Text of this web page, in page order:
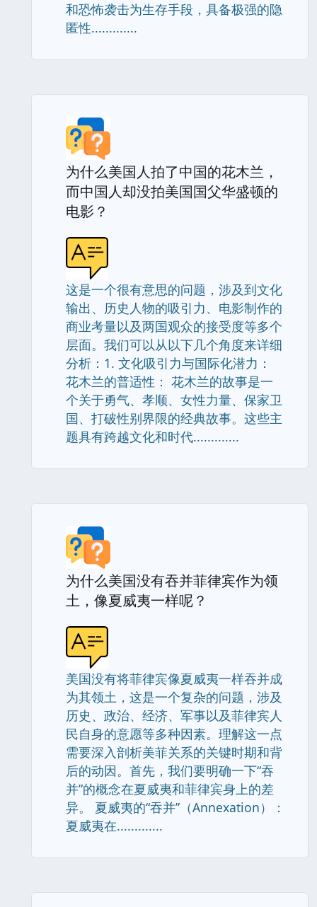
和恐怖袭击为生存手段，具备极强的隐
匿性.............
为什么美国人拍了中国的花木兰，
而中国人却没拍美国国父华盛顿的
电影？
这是一个很有意思的问题，涉及到文化
输出、历史人物的吸引力、电影制作的
商业考量以及两国观众的接受度等多个
层面。我们可以从以下几个角度来详细
分析：1. 文化吸引力与国际化潜力：
花木兰的普适性： 花木兰的故事是一
个关于勇气、孝顺、女性力量、保家卫
国、打破性别界限的经典故事。这些主
题具有跨越文化和时代.............
为什么美国没有吞并菲律宾作为领
土，像夏威夷一样呢？
美国没有将菲律宾像夏威夷一样吞并成
为其领土，这是一个复杂的问题，涉及
历史、政治、经济、军事以及菲律宾人
民自身的意愿等多种因素。理解这一点
需要深入剖析美菲关系的关键时期和背
后的动因。首先，我们要明确一下“吞
并”的概念在夏威夷和菲律宾身上的差
异。 夏威夷的“吞并”（Annexation）：
夏威夷在.............